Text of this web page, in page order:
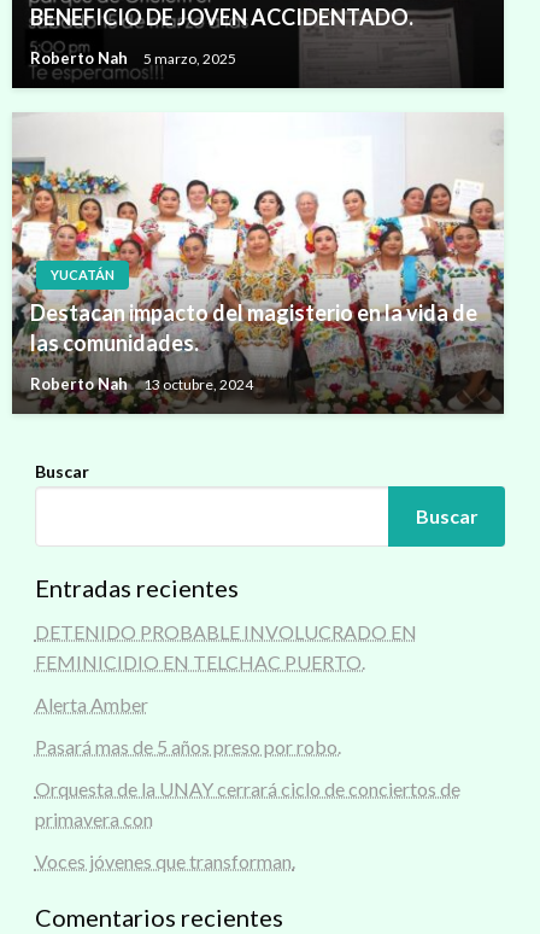
BENEFICIO DE JOVEN ACCIDENTADO.
Roberto Nah 5 marzo, 2025
YUCATÁN
Destacan impacto del magisterio en la vida de
las comunidades.
Roberto Nah 13 octubre, 2024
Buscar
Buscar
Entradas recientes
DETENIDO PROBABLE INVOLUCRADO EN
FEMINICIDIO EN TELCHAC PUERTO.
Alerta Amber
Pasará mas de 5 años preso por robo.
Orquesta de la UNAY cerrará ciclo de conciertos de
primavera con
Voces jóvenes que transforman.
Comentarios recientes